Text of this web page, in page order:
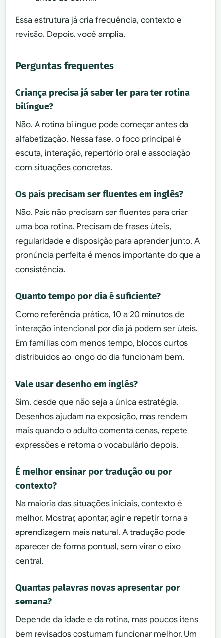
Essa estrutura já cria frequência, contexto e
revisão. Depois, você amplia.
Perguntas frequentes
Criança precisa já saber ler para ter rotina
bilíngue?
Não. A rotina bilíngue pode começar antes da
alfabetização. Nessa fase, o foco principal é
escuta, interação, repertório oral e associação
com situações concretas.
Os pais precisam ser fluentes em inglês?
Não. Pais não precisam ser fluentes para criar
uma boa rotina. Precisam de frases úteis,
regularidade e disposição para aprender junto. A
pronúncia perfeita é menos importante do que a
consistência.
Quanto tempo por dia é suficiente?
Como referência prática, 10 a 20 minutos de
interação intencional por dia já podem ser úteis.
Em famílias com menos tempo, blocos curtos
distribuídos ao longo do dia funcionam bem.
Vale usar desenho em inglês?
Sim, desde que não seja a única estratégia.
Desenhos ajudam na exposição, mas rendem
mais quando o adulto comenta cenas, repete
expressões e retoma o vocabulário depois.
É melhor ensinar por tradução ou por
contexto?
Na maioria das situações iniciais, contexto é
melhor. Mostrar, apontar, agir e repetir torna a
aprendizagem mais natural. A tradução pode
aparecer de forma pontual, sem virar o eixo
central.
Quantas palavras novas apresentar por
semana?
Depende da idade e da rotina, mas poucos itens
bem revisados costumam funcionar melhor. Um